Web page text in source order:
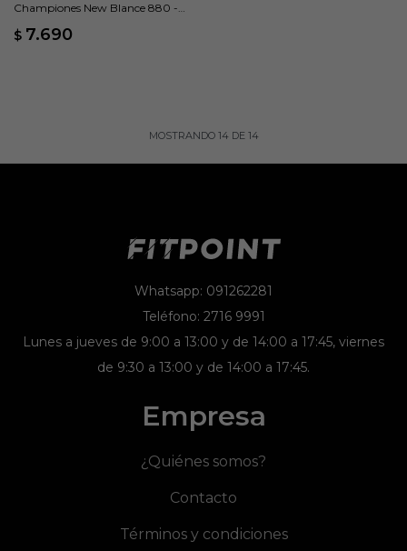
Championes New Blance 880 -
$ 7.690
MOSTRANDO 14DE 14
Whatsapp: 091262281
Teléfono: 2716 9991
Lunes a jueves de 9:00 a 13:00 y de 14:00 a 17:45, viernes
de 9:30 a 13:00 y de 14:00 a 17:45.
Empresa
¿Quiénes somos?
Contacto
Términos y condiciones